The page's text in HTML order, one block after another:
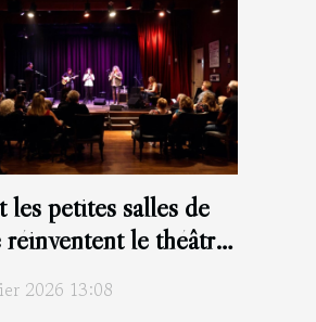
les petites salles de
réinventent le théâtre
2026 13:08